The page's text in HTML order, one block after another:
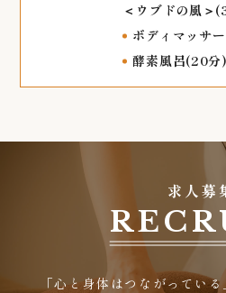
＜ウブドの風＞
ボディマッサ
酵素風呂(20分)
求人募
「心と身体はつながってい